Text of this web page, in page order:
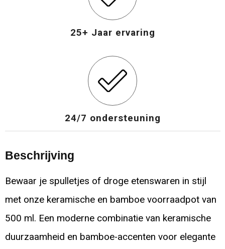
25+ Jaar ervaring
24/7 ondersteuning
Beschrijving
Bewaar je spulletjes of droge etenswaren in stijl
met onze keramische en bamboe voorraadpot van
500 ml. Een moderne combinatie van keramische
duurzaamheid en bamboe-accenten voor elegante